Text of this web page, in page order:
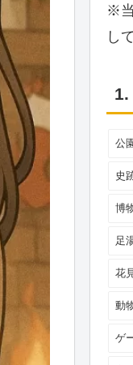
※
し
公
史
博
足
花
動
ゲ